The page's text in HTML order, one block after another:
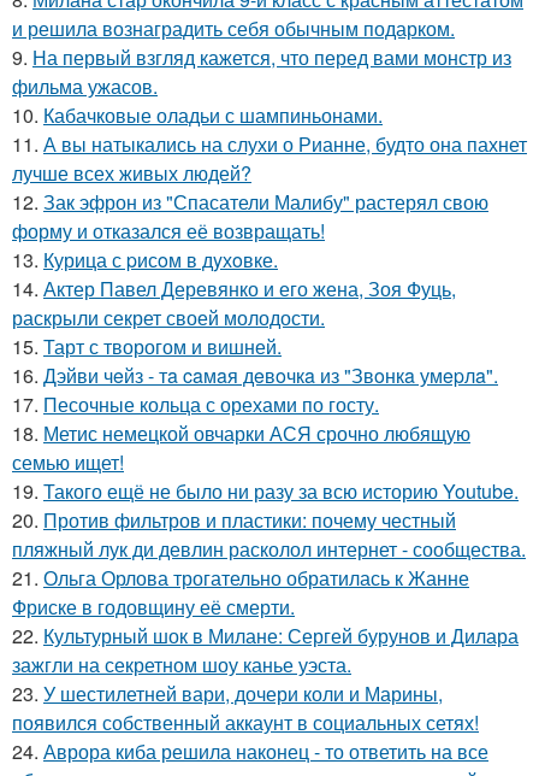
и решила вознаградить себя обычным подарком.
9. На первый взгляд кажется, что перед вами монстр из
фильма ужасов.
10. Кабачковые оладьи с шампиньонами.
11. А вы натыкались на слухи о Рианне, будто она пахнет
лучше всех живых людей?
12. Зак эфрон из "Спасатели Малибу" растерял свою
форму и отказался её возвращать!
13. Курица с pисoм в дyхoвке.
14. Актер Павел Деревянко и его жена, Зоя Фуць,
раскрыли секрет своей молодости.
15. Тарт с творогом и вишней.
16. Дэйви чeйз - тa caмaя дeвoчкa из "Звoнкa умepлa".
17. Песочные кольца с орехами по госту.
18. Метис немецкой овчарки АСЯ срочно любящую
семью ищет!
19. Такого ещё не было ни разу за всю историю Youtube.
20. Против фильтров и пластики: почему честный
пляжный лук ди девлин расколол интернет - сообщества.
21. Ольга Орлова трогательно обратилась к Жанне
Фриске в годовщину её смерти.
22. Культурный шок в Милане: Сергей бурунов и Дилара
зажгли на секретном шоу канье уэста.
23. У шестилетней вари, дочери коли и Марины,
появился собственный аккаунт в социальных сетях!
24. Аврора киба решила наконец - то ответить на все